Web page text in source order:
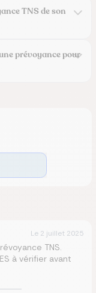
TNS de son
prévoyance pour
Le 2 juillet 2025
TNS.
à vérifier avant